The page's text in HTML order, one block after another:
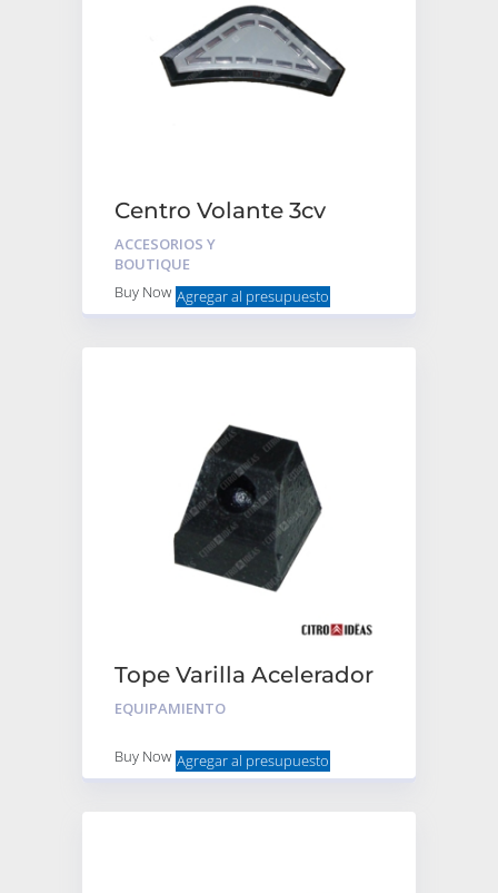
Centro Volante 3cv
Mehari Ami 8
Embellecedor Gris con
seguro
ACCESORIOS Y
BOUTIQUE
Buy Now Agregar al presupuesto
Tope Varilla Acelerador
EQUIPAMIENTO
Buy Now Agregar al presupuesto